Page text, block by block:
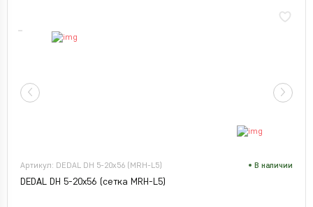
Артикул: DEDAL DH 5-20x56 (MRH-L5) В наличии
DEDAL DH 5-20x56 (сетка MRH-L5)